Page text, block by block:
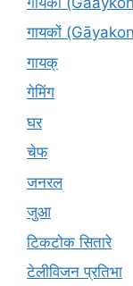
गायकों
गायक्
गेमिंग
घर
चेफ
जनरल
जुआ
टिकटोक सितारे
टेलीविजन प्रतिभा